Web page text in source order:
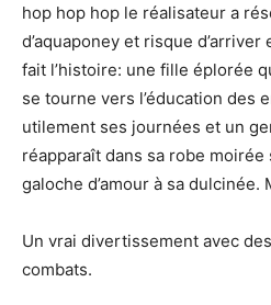
hop hop hop le réalisateur a
d’aquaponey et risque
fait l’histoire: une fille éplorée
se tourne vers l’éducation des
utilement ses journées et un
réapparaît dans sa robe
galoche d’amour à sa
Un vrai divertissement avec
combats.